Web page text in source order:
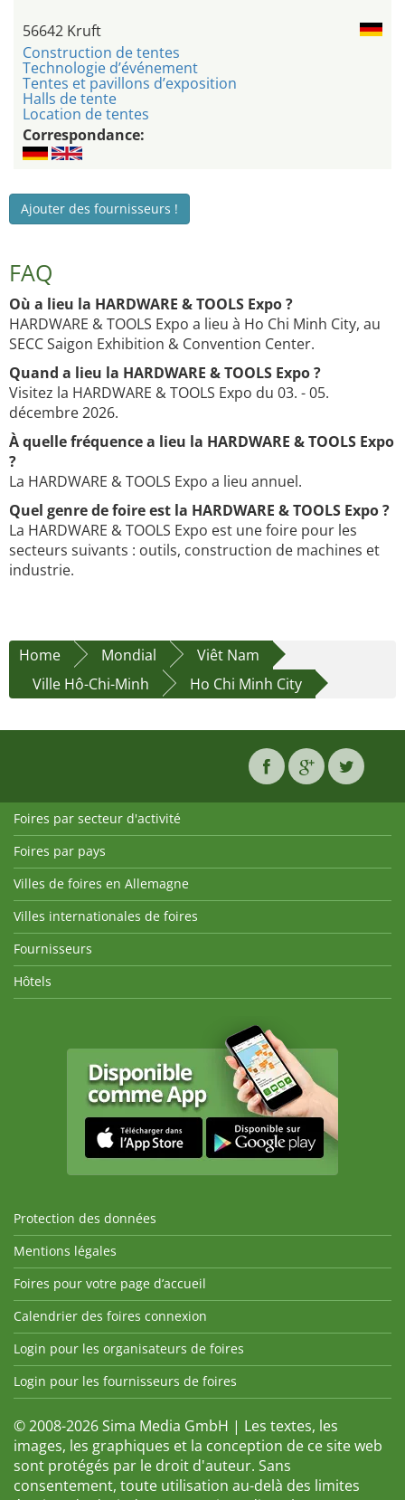
56642 Kruft
Construction de tentes
Technologie d’événement
Tentes et pavillons d’exposition
Halls de tente
Location de tentes
Correspondance:
Ajouter des fournisseurs !
FAQ
Où a lieu la HARDWARE & TOOLS Expo ?
HARDWARE & TOOLS Expo a lieu à Ho Chi Minh City, au
SECC Saigon Exhibition & Convention Center.
Quand a lieu la HARDWARE & TOOLS Expo ?
Visitez la HARDWARE & TOOLS Expo du 03. - 05.
décembre 2026.
À quelle fréquence a lieu la HARDWARE & TOOLS Expo
?
La HARDWARE & TOOLS Expo a lieu annuel.
Quel genre de foire est la HARDWARE & TOOLS Expo ?
La HARDWARE & TOOLS Expo est une foire pour les
secteurs suivants : outils, construction de machines et
industrie.
Home Mondial
Viêt Nam
Ville Hô-Chi-Minh
Ho Chi Minh City
Foires par secteur d'activité
Foires par pays
Villes de foires en Allemagne
Villes internationales de foires
Fournisseurs
Hôtels
Protection des données
Mentions légales
Foires pour votre page d’accueil
Calendrier des foires connexion
Login pour les organisateurs de foires
Login pour les fournisseurs de foires
© 2008-2026 Sima Media GmbH | Les textes, les
images, les graphiques et la conception de ce site web
sont protégés par le droit d'auteur. Sans
consentement, toute utilisation au-delà des limites